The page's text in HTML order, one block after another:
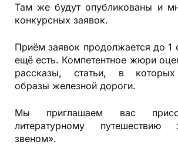
Там же будут опубликованы и
конкурсных заявок.
Приём заявок продолжается до 1
ещё есть. Компетентное жюри
рассказы, статьи, в которых
образы железной дороги.
Мы приглашаем вас
литературному
звеном».